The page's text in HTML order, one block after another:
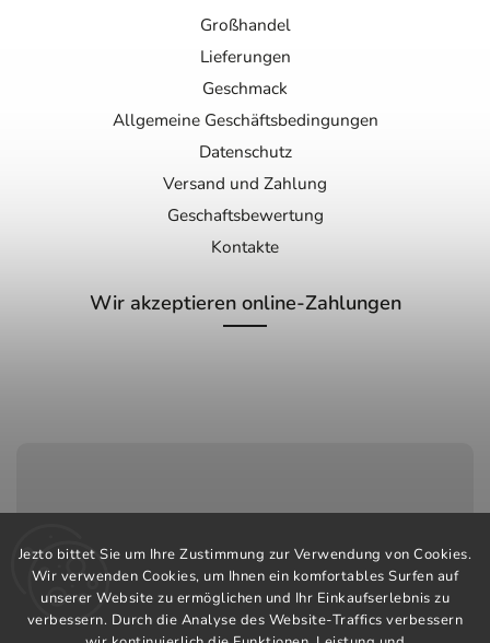
Jezto bittet Sie um Ihre Zustimmung zur Verwendung von Cookies.
Wir verwenden Cookies, um Ihnen ein komfortables Surfen auf
unserer Website zu ermöglichen und Ihr Einkaufserlebnis zu
verbessern. Durch die Analyse des Website-Traffics verbessern
+420 603 248 457
info@jeztomarket.cz
Großhandel
Lieferungen
Geschmack
Allgemeine Geschäftsbedingungen
Datenschutz
Versand und Zahlung
Geschaftsbewertung
Kontakte
Wir akzeptieren online-Zahlungen